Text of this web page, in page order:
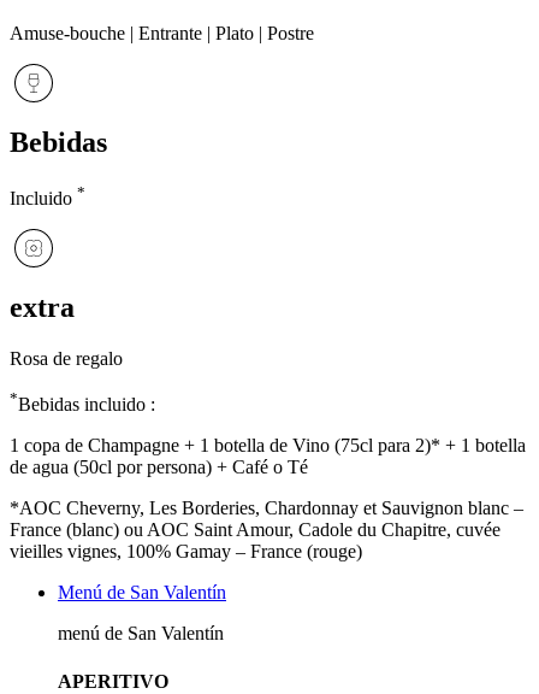
Amuse-bouche | Entrante | Plato | Postre
Bebidas
Incluido *
extra
Rosa de regalo
*Bebidas incluido :
1 copa de Champagne + 1 botella de Vino (75cl para 2)* + 1 botella
de agua (50cl por persona) + Café o Té
*AOC Cheverny, Les Borderies, Chardonnay et Sauvignon blanc –
France (blanc) ou AOC Saint Amour, Cadole du Chapitre, cuvée
vieilles vignes, 100% Gamay – France (rouge)
Menú de San Valentín
menú de San Valentín
APERITIVO